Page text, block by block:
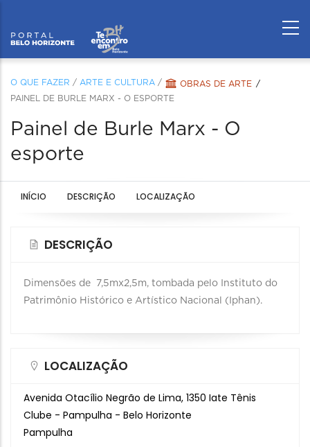
O QUE FAZER / ARTE E CULTURA /
OBRAS DE ARTE
PAINEL DE BURLE MARX - O ESPORTE
Painel de Burle Marx - O
esporte
INÍCIO DESCRIÇÃO LOCALIZAÇÃO
DESCRIÇÃO
Dimensões de 7,5mx2,5m, tombada pelo Instituto do
Patrimônio Histórico e Artístico Nacional (Iphan).
LOCALIZAÇÃO
Avenida Otacílio Negrão de Lima, 1350 Iate Tênis
Clube - Pampulha - Belo Horizonte
Pampulha